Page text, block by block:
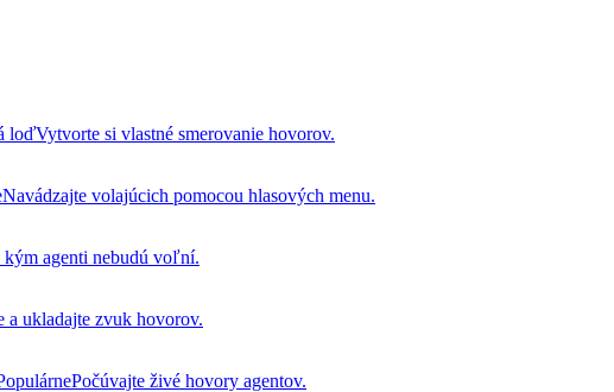
loďVytvorte si vlastné smerovanie hovorov.
Navádzajte volajúcich pomocou hlasových menu.
kým agenti nebudú voľní.
a ukladajte zvuk hovorov.
Počúvajte živé hovory agentov.